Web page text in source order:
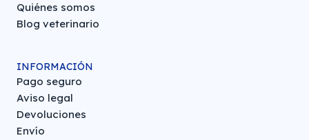
Quiénes somos
Blog veterinario
INFORMACIÓN
Pago seguro
Aviso legal
Devoluciones
Envío